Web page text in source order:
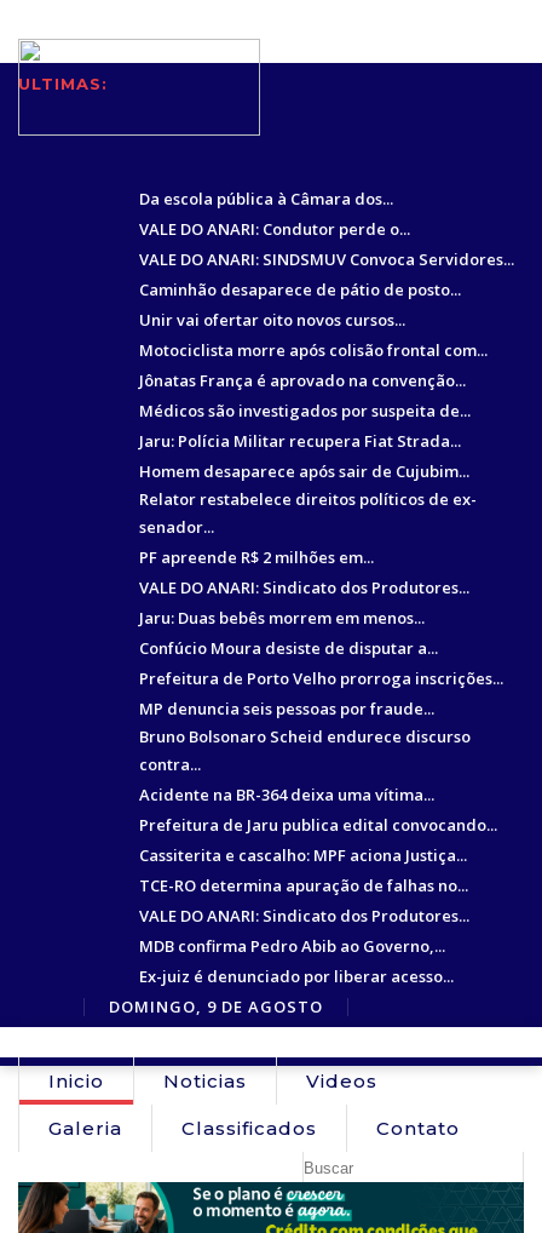
ULTIMAS:
Da escola pública à Câmara dos...
VALE DO ANARI: Condutor perde o...
VALE DO ANARI: SINDSMUV Convoca Servidores...
Caminhão desaparece de pátio de posto...
Unir vai ofertar oito novos cursos...
Motociclista morre após colisão frontal com...
Jônatas França é aprovado na convenção...
Médicos são investigados por suspeita de...
Jaru: Polícia Militar recupera Fiat Strada...
Homem desaparece após sair de Cujubim...
Relator restabelece direitos políticos de ex-
senador...
PF apreende R$ 2 milhões em...
VALE DO ANARI: Sindicato dos Produtores...
Jaru: Duas bebês morrem em menos...
Confúcio Moura desiste de disputar a...
Prefeitura de Porto Velho prorroga inscrições...
MP denuncia seis pessoas por fraude...
Bruno Bolsonaro Scheid endurece discurso
contra...
Acidente na BR-364 deixa uma vítima...
Prefeitura de Jaru publica edital convocando...
Cassiterita e cascalho: MPF aciona Justiça...
TCE-RO determina apuração de falhas no...
VALE DO ANARI: Sindicato dos Produtores...
MDB confirma Pedro Abib ao Governo,...
Ex-juiz é denunciado por liberar acesso...
DOMINGO, 9 DE AGOSTO
Inicio Noticias Videos
Galeria Classificados Contato